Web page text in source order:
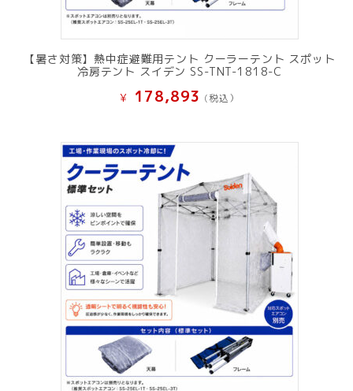
【暑さ対策】熱中症避難用テント クーラーテント スポット
冷房テント スイデン SS-TNT-1818-C
¥ 178,893 (税込）